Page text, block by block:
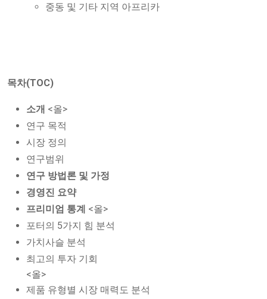
중동 및 기타 지역 아프리카
목차(TOC)
소개 <올>
연구 목적
시장 정의
연구범위
연구 방법론 및 가정
경영진 요약
프리미엄 통계 <올>
포터의 5가지 힘 분석
가치사슬 분석
최고의 투자 기회
<올>
제품 유형별 시장 매력도 분석